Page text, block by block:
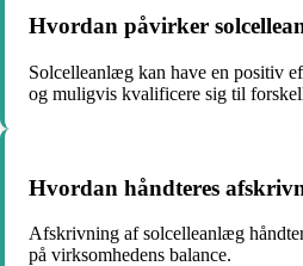
Hvordan påvirker
Solcelleanlæg kan have en positiv
og muligvis kvalificere sig til
Hvordan håndteres
Afskrivning af solcelleanlæg
på virksomhedens balance.